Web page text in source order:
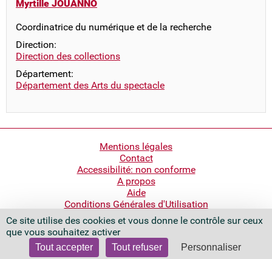
Ce site utilise des cookies et vous donne le contrôle sur ceux
que vous souhaitez activer
Tout accepter Tout refuser Personnaliser
Myrtille JOUANNO
Coordinatrice du numérique et de la recherche
Direction:
Direction des collections
Département:
Département des Arts du spectacle
Mentions légales
Contact
Accessibilité: non conforme
A propos
Aide
Conditions Générales d'Utilisation
Bibliothèque nationale de France
Quai François Mauriac
75706 Paris Cedex 13 - France